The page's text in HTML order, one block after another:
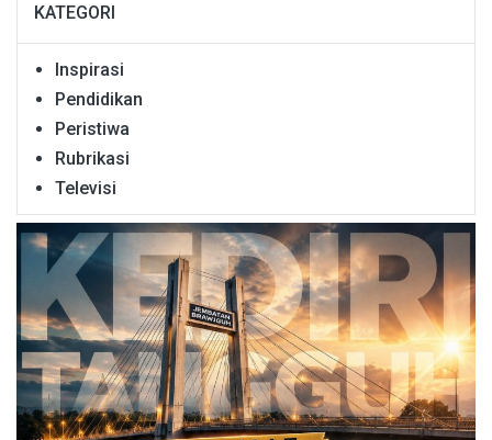
KATEGORI
Inspirasi
Pendidikan
Peristiwa
Rubrikasi
Televisi